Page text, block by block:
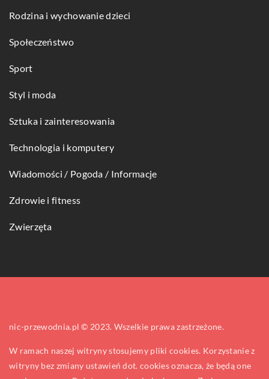
Rodzina i wychowanie dzieci
Społeczeństwo
Sport
Styl i moda
Sztuka i zainteresowania
Technologia i komputery
Wiadomości / Pogoda / Informacje
Zdrowie i fitness
Zwierzęta
nic-przewodnia.pl © 2023. Wszelkie prawa zastrzeżone.
W ramach naszej witryny stosujemy pliki cookies. Korzystanie z
witryny bez zmiany ustawień dot. cookies oznacza, że będą one